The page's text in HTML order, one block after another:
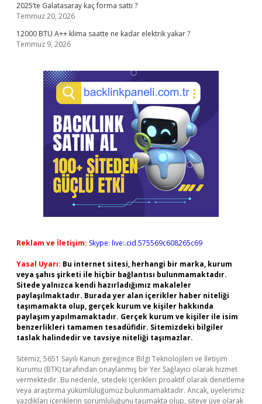
2025’te Galatasaray kaç forma sattı ?
Temmuz 20, 2026
12000 BTU A++ klima saatte ne kadar elektrik yakar ?
Temmuz 9, 2026
Reklam ve İletişim: Skype: live:.cid.575569c608265c69
Yasal Uyarı: Bu internet sitesi, herhangi bir marka, kurum
veya şahıs şirketi ile hiçbir bağlantısı bulunmamaktadır.
Sitede yalnızca kendi hazırladığımız makaleler
paylaşılmaktadır. Burada yer alan içerikler haber niteliği
taşımamakta olup, gerçek kurum ve kişiler hakkında
paylaşım yapılmamaktadır. Gerçek kurum ve kişiler ile isim
benzerlikleri tamamen tesadüfidir. Sitemizdeki bilgiler
taslak halindedir ve tavsiye niteliği taşımazlar.
Sitemiz, 5651 Sayılı Kanun gereğince Bilgi Teknolojileri ve İletişim
Kurumu (BTK) tarafından onaylanmış bir Yer Sağlayıcı olarak hizmet
vermektedir. Bu nedenle, sitedeki içerikleri proaktif olarak denetleme
veya araştırma yükümlülüğümüz bulunmamaktadır. Ancak, üyelerimiz
yazdıkları içeriklerin sorumluluğunu taşımakta olup, siteye üye olarak